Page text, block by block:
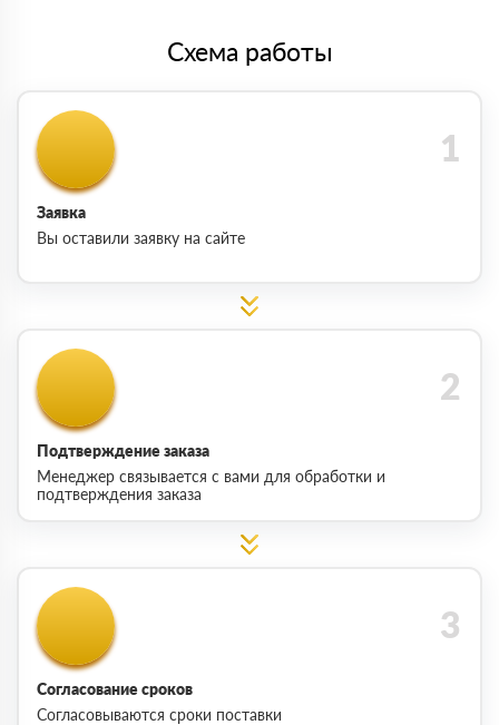
Схема работы
Заявка
Вы оставили заявку на сайте
Подтверждение заказа
Менеджер связывается с вами для обработки и
подтверждения заказа
Согласование сроков
Согласовываются сроки поставки